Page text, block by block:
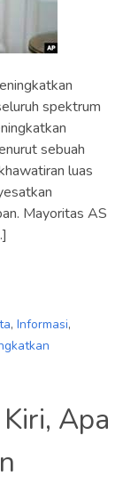
spektrum
sebuah
luas
Mayoritas AS
, Informasi,
Apa